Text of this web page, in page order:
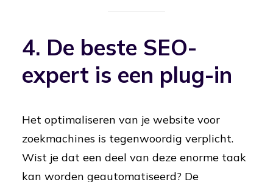
4. De beste SEO-
expert is een plug-in
Het optimaliseren van je website voor
zoekmachines is tegenwoordig verplicht.
Wist je dat een deel van deze enorme taak
kan worden geautomatiseerd? De